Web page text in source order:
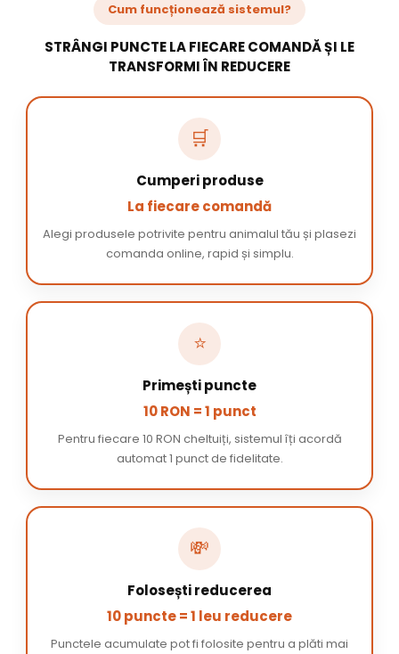
Cum funcționează sistemul?
STRÂNGI PUNCTE LA FIECARE COMANDĂ ȘI LE
TRANSFORMI ÎN REDUCERE
🛒
Cumperi produse
La fiecare comandă
Alegi produsele potrivite pentru animalul tău și plasezi
comanda online, rapid și simplu.
⭐
Primești puncte
10 RON = 1 punct
Pentru fiecare 10 RON cheltuiți, sistemul îți acordă
automat 1 punct de fidelitate.
💸
Folosești reducerea
10 puncte = 1 leu reducere
Punctele acumulate pot fi folosite pentru a plăti mai